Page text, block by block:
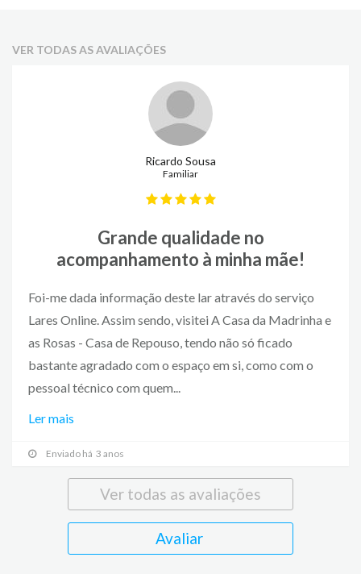
VER TODAS AS AVALIAÇÕES
Ricardo Sousa
Familiar
Grande qualidade no
acompanhamento à minha mãe!
Foi-me dada informação deste lar através do serviço
Lares Online. Assim sendo, visitei A Casa da Madrinha e
as Rosas - Casa de Repouso, tendo não só ficado
bastante agradado com o espaço em si, como com o
pessoal técnico com quem...
Ler mais
Enviado há 3 anos
Ver todas as avaliações
Avaliar